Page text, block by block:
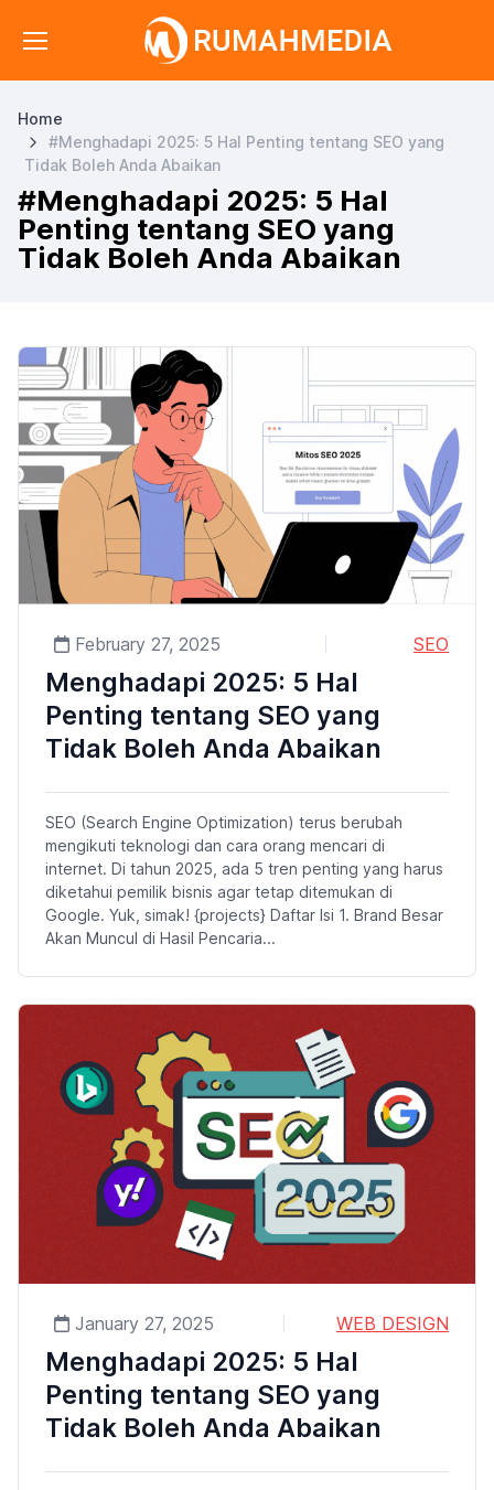
Home
#Menghadapi 2025: 5 Hal Penting tentang SEO yang
Tidak Boleh Anda Abaikan
#Menghadapi 2025: 5 Hal
Penting tentang SEO yang
Tidak Boleh Anda Abaikan
February 27, 2025 SEO
Menghadapi 2025: 5 Hal
Penting tentang SEO yang
Tidak Boleh Anda Abaikan
SEO (Search Engine Optimization) terus berubah
mengikuti teknologi dan cara orang mencari di
internet. Di tahun 2025, ada 5 tren penting yang harus
diketahui pemilik bisnis agar tetap ditemukan di
Google. Yuk, simak! {projects} Daftar Isi 1. Brand Besar
Akan Muncul di Hasil Pencaria...
January 27, 2025 WEB DESIGN
Menghadapi 2025: 5 Hal
Penting tentang SEO yang
Tidak Boleh Anda Abaikan